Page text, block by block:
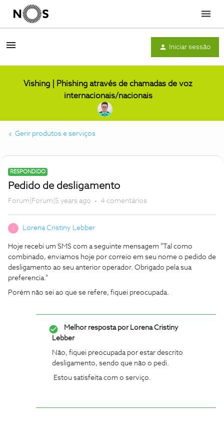
Menu
Iniciar sessão
Vishing | Phishing através de chamadas de voz
internacionais/nacionais
Gerir produtos e serviços
RESPONDIDO
Pedido de desligamento
Forum|Forum|5 years ago 4 comentários
Lorena Cristiny Lebber
Hoje recebi um SMS com a seguinte mensagem "Tal como
combinado, enviamos hoje por correio em seu nome o pedido de
desligamento ao seu anterior operador. Obrigado pela sua
preferencia."
Porém não sei ao que se refere, fiquei preocupada.
Melhor resposta porLorena Cristiny
Lebber
Não, fiquei preocupada por estar descrito
desligamento, sendo que não o pedi.
Estou satisfeita com o serviço.